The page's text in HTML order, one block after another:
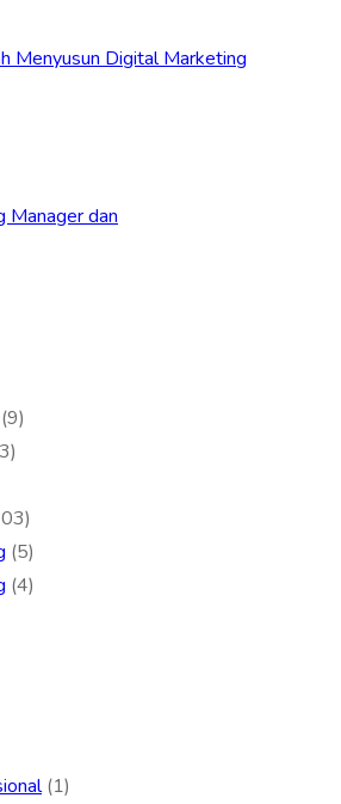
Menyusun Digital Marketing
Manager dan
(9)
(5)
(4)
(1)